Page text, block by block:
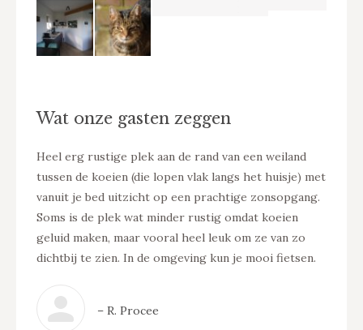
Wat onze gasten zeggen
Heel erg rustige plek aan de rand van een weiland
tussen de koeien (die lopen vlak langs het huisje) met
vanuit je bed uitzicht op een prachtige zonsopgang.
Soms is de plek wat minder rustig omdat koeien
geluid maken, maar vooral heel leuk om ze van zo
dichtbij te zien. In de omgeving kun je mooi fietsen.
– R. Procee